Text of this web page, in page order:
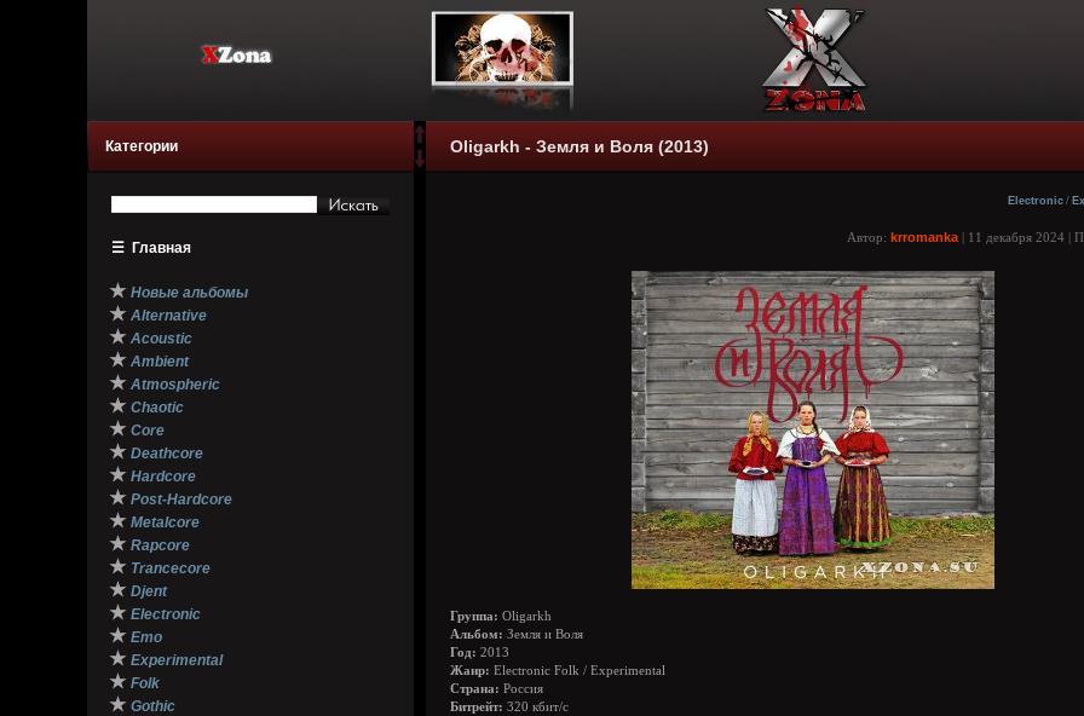
Категории
☰ Главная
★ Новые альбомы
★ Alternative
★ Acoustic
★ Ambient
★ Atmospheric
★ Chaotic
★ Core
★ Deathcore
★ Hardcore
★ Post-Hardcore
★ Metalcore
★ Rapcore
★ Trancecore
★ Djent
★ Electronic
★ Emo
★ Experimental
★ Folk
★ Gothic
Oligarkh - Земля и Воля (2013)
Electronic /
Автор: krromanka | 11 декабря 2024 |
Группа: Oligarkh
Альбом: Земля и Воля
Год: 2013
Жанр: Electronic Folk / Experimental
Страна: Россия
Битрейт: 320 кбит/с